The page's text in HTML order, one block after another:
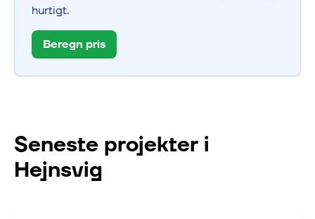
hurtigt.
Beregn pris
Seneste projekter i
Hejnsvig